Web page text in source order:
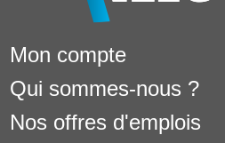
Mon compte
Qui sommes-nous ?
Nos offres d'emplois